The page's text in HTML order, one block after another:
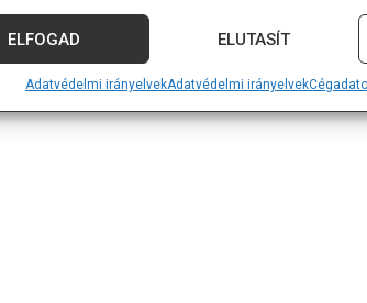
származó adatok párosítása és kombinálása,
összekapcsolása, Eszközök azonosítása automatikusan
alapján.
földrajzi helymeghatározási adatok
ELFOGAD ELUTASÍT
Adatvédelmi irányelvekAdatvédelmi irányelvek